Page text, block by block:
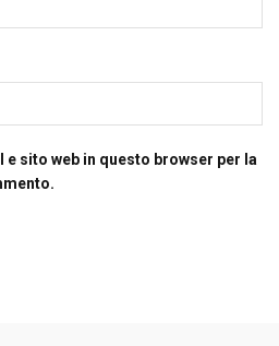
e sito web in questo browser per la